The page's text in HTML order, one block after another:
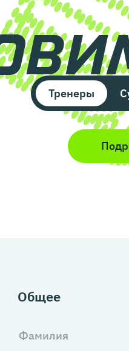
Тренеры
Общее